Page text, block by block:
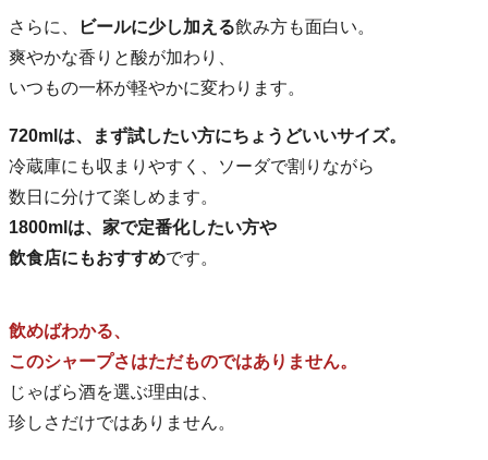
さらに、 ビールに少し加える飲み方も面白い。
爽やかな香りと酸が加わり、
いつもの一杯が軽やかに変わります。
720mlは、まず試したい方にちょうどいいサイズ。
冷蔵庫にも収まりやすく、ソーダで割りながら
数日に分けて楽しめます。
1800mlは、家で定番化したい方や
飲食店にもおすすめです。
飲めばわかる、
このシャープさはただものではありません。
じゃばら酒を選ぶ理由は、
珍しさだけではありません。